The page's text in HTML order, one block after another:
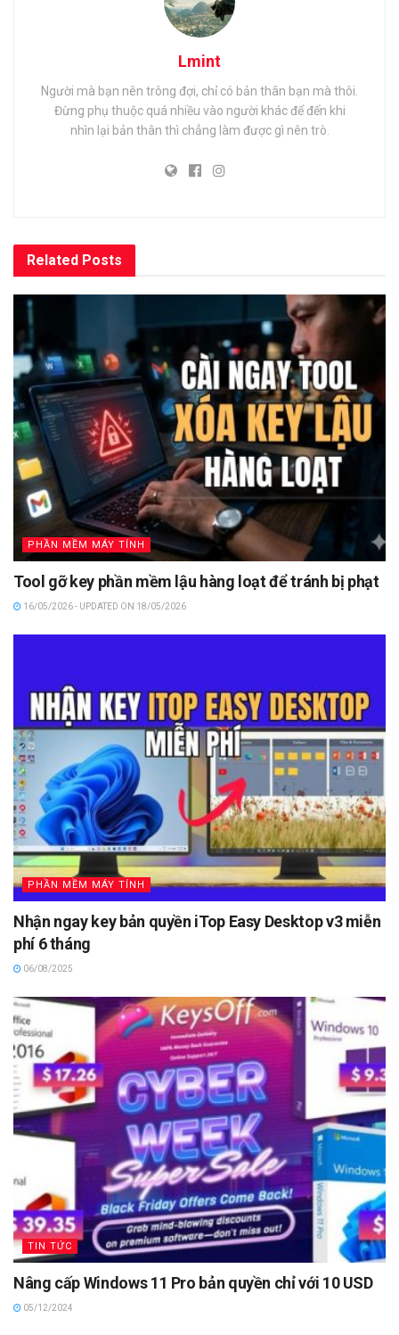
Lmint
Người mà bạn nên trông đợi, chỉ có bản thân bạn mà thôi.
Đừng phụ thuộc quá nhiều vào người khác để đến khi
nhìn lại bản thân thì chẳng làm được gì nên trò.
Related Posts
PHẦN MỀM MÁY TÍNH
Tool gỡ key phần mềm lậu hàng loạt để tránh bị phạt
16/05/2026 - UPDATED ON 18/05/2026
PHẦN MỀM MÁY TÍNH
Nhận ngay key bản quyền iTop Easy Desktop v3 miễn
phí 6 tháng
06/08/2025
TIN TỨC
Nâng cấp Windows 11 Pro bản quyền chỉ với 10 USD
05/12/2024